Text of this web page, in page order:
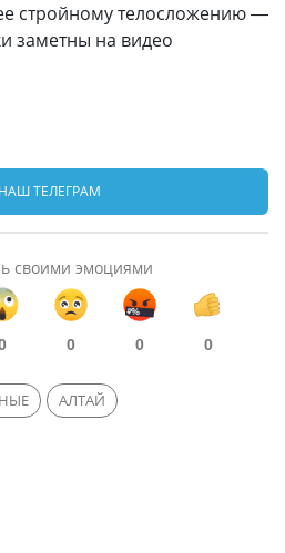
стройному телосложению —
заметны на видео
НАШ ТЕЛЕГРАМ
своими эмоциями
0 0 0
АЛТАЙ